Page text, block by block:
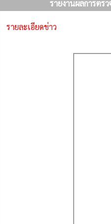
รายงานผลการตร
รายละเอียดข่าว